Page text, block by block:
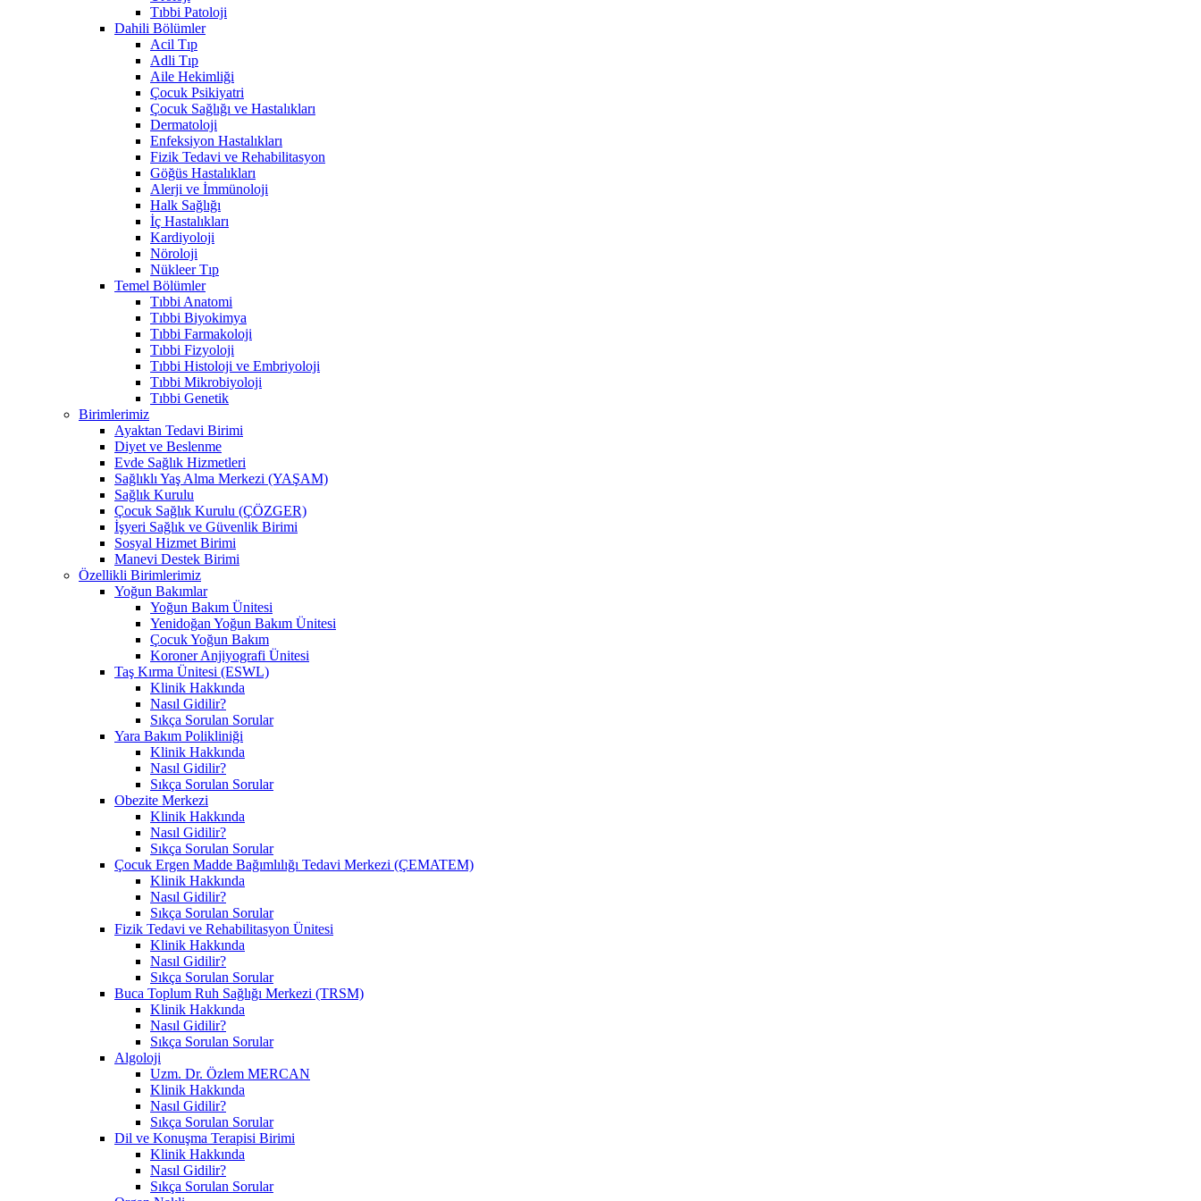
Tıbbi Patoloji
Dahili Bölümler
Acil Tıp
Adli Tıp
Aile Hekimliği
Çocuk Psikiyatri
Çocuk Sağlığı ve Hastalıkları
Dermatoloji
Enfeksiyon Hastalıkları
Fizik Tedavi ve Rehabilitasyon
Göğüs Hastalıkları
Alerji ve İmmünoloji
Halk Sağlığı
İç Hastalıkları
Kardiyoloji
Nöroloji
Nükleer Tıp
Temel Bölümler
Tıbbi Anatomi
Tıbbi Biyokimya
Tıbbi Farmakoloji
Tıbbi Fizyoloji
Tıbbi Histoloji ve Embriyoloji
Tıbbi Mikrobiyoloji
Tıbbi Genetik
Birimlerimiz
Ayaktan Tedavi Birimi
Diyet ve Beslenme
Evde Sağlık Hizmetleri
Sağlıklı Yaş Alma Merkezi (YAŞAM)
Sağlık Kurulu
Çocuk Sağlık Kurulu (ÇÖZGER)
İşyeri Sağlık ve Güvenlik Birimi
Sosyal Hizmet Birimi
Manevi Destek Birimi
Özellikli Birimlerimiz
Yoğun Bakımlar
Yoğun Bakım Ünitesi
Yenidoğan Yoğun Bakım Ünitesi
Çocuk Yoğun Bakım
Koroner Anjiyografi Ünitesi
Taş Kırma Ünitesi (ESWL)
Klinik Hakkında
Nasıl Gidilir?
Sıkça Sorulan Sorular
Yara Bakım Polikliniği
Klinik Hakkında
Nasıl Gidilir?
Sıkça Sorulan Sorular
Obezite Merkezi
Klinik Hakkında
Nasıl Gidilir?
Sıkça Sorulan Sorular
Çocuk Ergen Madde Bağımlılığı Tedavi Merkezi (ÇEMATEM)
Klinik Hakkında
Nasıl Gidilir?
Sıkça Sorulan Sorular
Fizik Tedavi ve Rehabilitasyon Ünitesi
Klinik Hakkında
Nasıl Gidilir?
Sıkça Sorulan Sorular
Buca Toplum Ruh Sağlığı Merkezi (TRSM)
Klinik Hakkında
Nasıl Gidilir?
Sıkça Sorulan Sorular
Algoloji
Uzm. Dr. Özlem MERCAN
Klinik Hakkında
Nasıl Gidilir?
Sıkça Sorulan Sorular
Dil ve Konuşma Terapisi Birimi
Klinik Hakkında
Nasıl Gidilir?
Sıkça Sorulan Sorular